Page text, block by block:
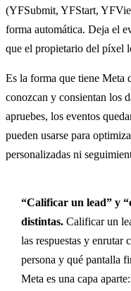
(YFSubmit, YFStart,
forma automática. Deja el
que el propietario del píxel
Es la forma que tiene Meta
conozcan y consientan los
apruebes, los eventos
pueden usarse para
personalizadas ni
“Calificar un lead” y
distintas. Calificar un
las respuestas y enrutar
persona y qué pantalla
Meta es una capa